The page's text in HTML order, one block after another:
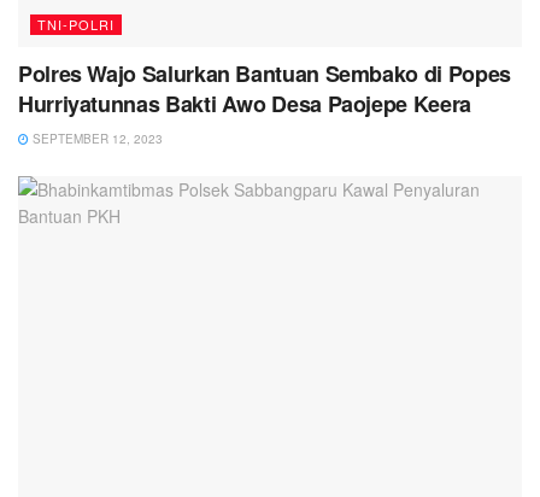
TNI-POLRI
Polres Wajo Salurkan Bantuan Sembako di Popes
Hurriyatunnas Bakti Awo Desa Paojepe Keera
SEPTEMBER 12, 2023